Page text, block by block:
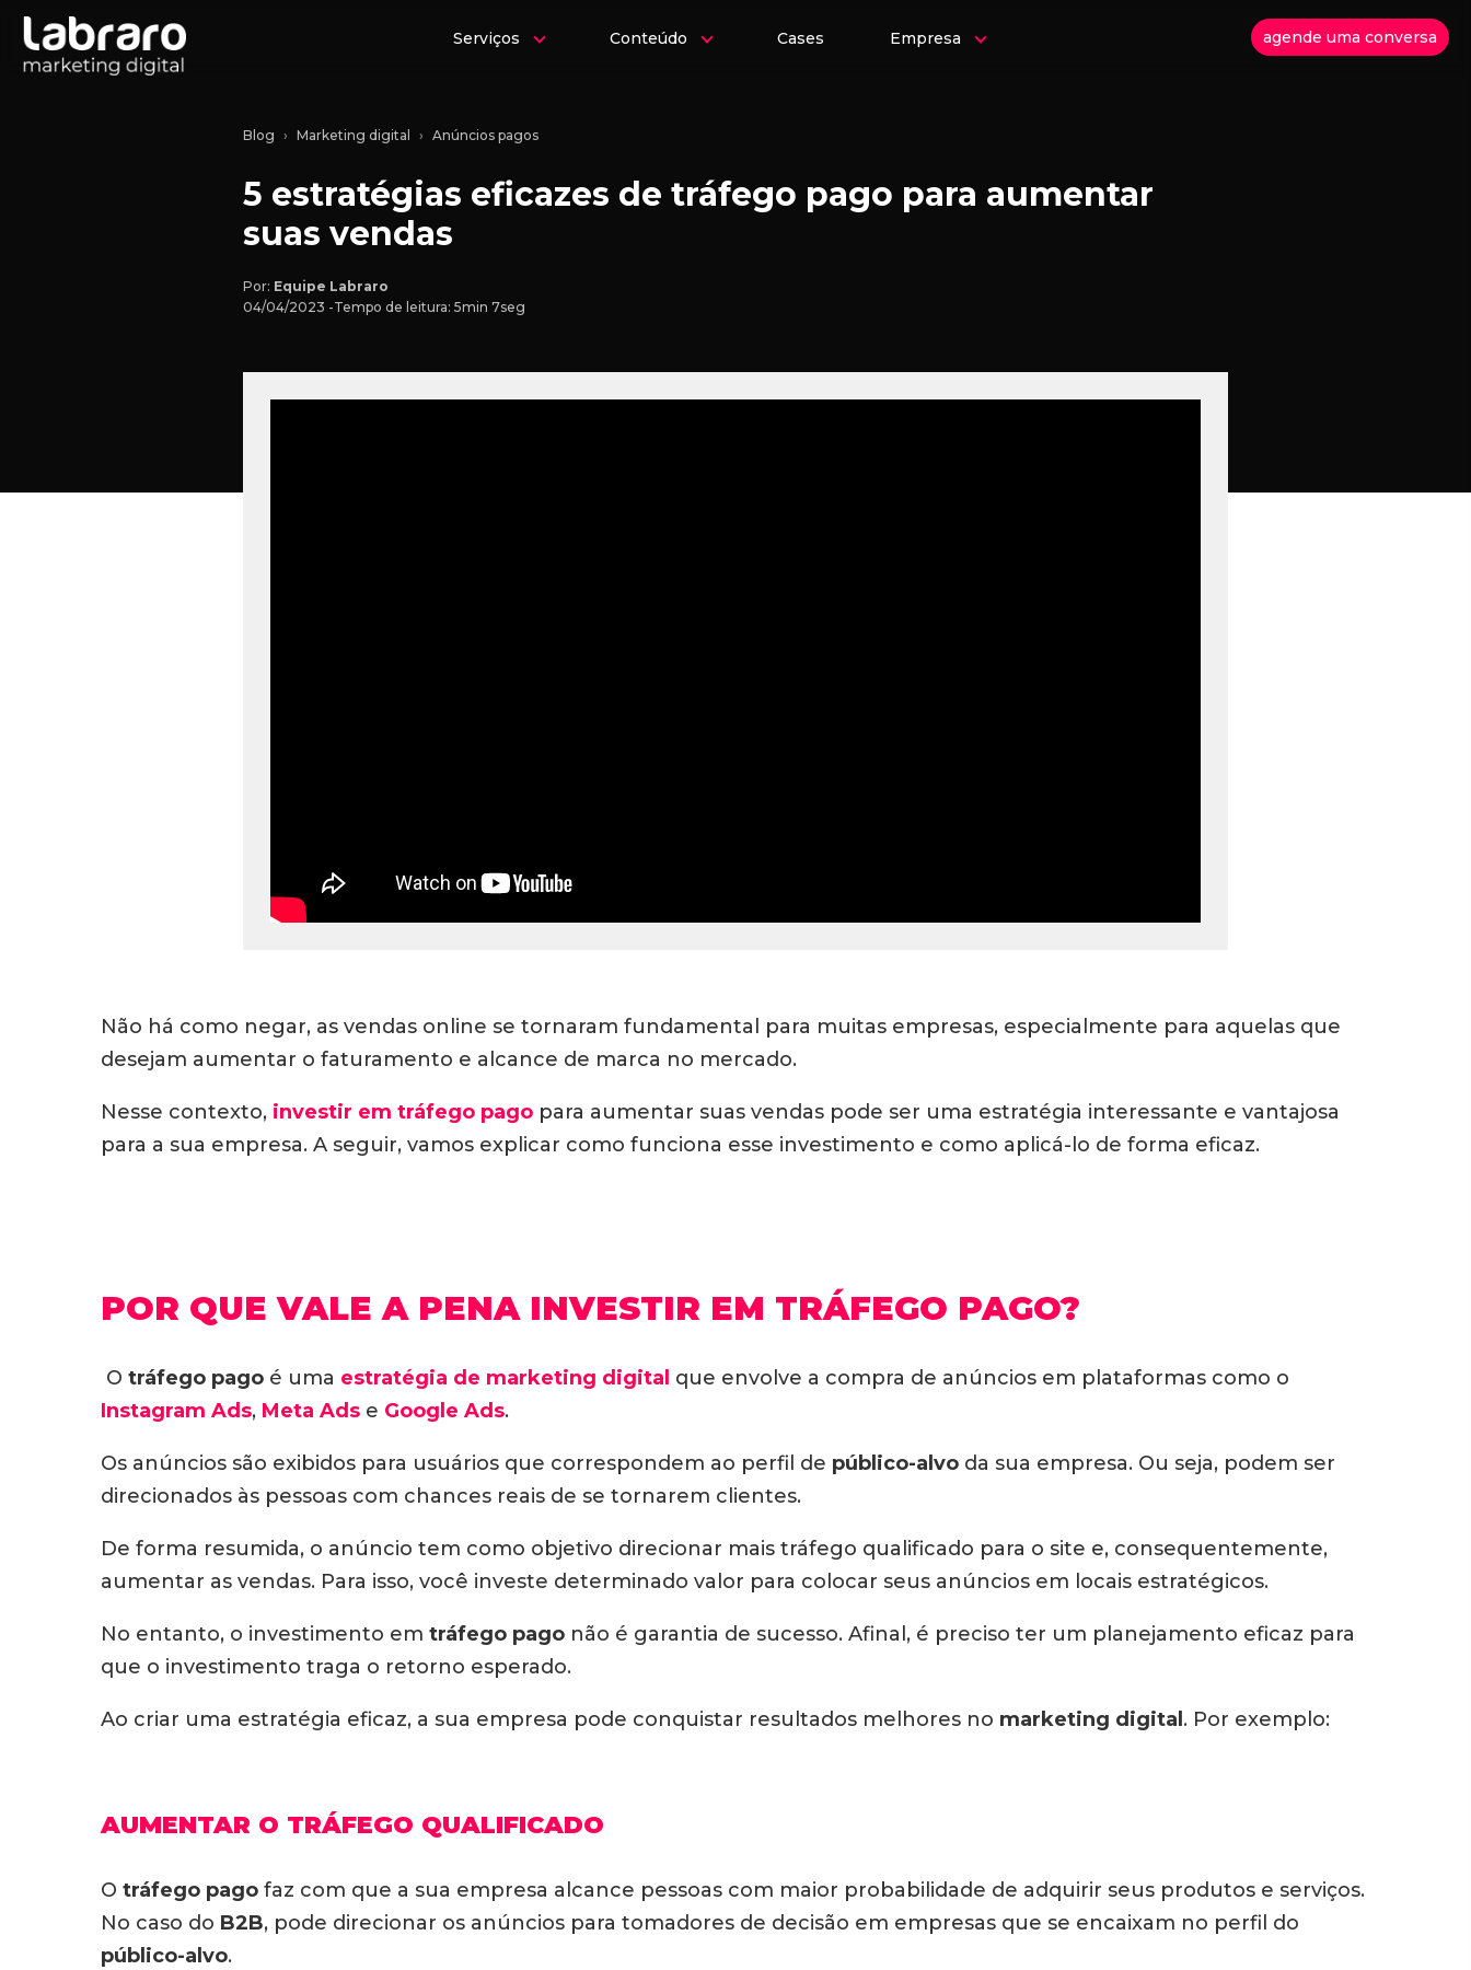
Serviços Conteúdo Cases Empresa agende uma conversa
Blog Marketing digital Anúncios pagos
5 estratégias eficazes de tráfego pago para aumentar
suas vendas
Por: Equipe Labraro
04/04/2023 -Tempo de leitura: 5min 7seg
Não há como negar, as vendas online se tornaram fundamental para muitas empresas, especialmente para aquelas que
desejam aumentar o faturamento e alcance de marca no mercado.
Nesse contexto, investir em tráfego pago para aumentar suas vendas pode ser uma estratégia interessante e vantajosa
para a sua empresa. A seguir, vamos explicar como funciona esse investimento e como aplicá-lo de forma eficaz.
POR QUE VALE A PENA INVESTIR EM TRÁFEGO PAGO?
O tráfego pago é uma estratégia de marketing digital que envolve a compra de anúncios em plataformas como o
Instagram Ads, Meta Ads e Google Ads.
Os anúncios são exibidos para usuários que correspondem ao perfil de público-alvo da sua empresa. Ou seja, podem ser
direcionados às pessoas com chances reais de se tornarem clientes.
De forma resumida, o anúncio tem como objetivo direcionar mais tráfego qualificado para o site e, consequentemente,
aumentar as vendas. Para isso, você investe determinado valor para colocar seus anúncios em locais estratégicos.
No entanto, o investimento em tráfego pago não é garantia de sucesso. Afinal, é preciso ter um planejamento eficaz para
que o investimento traga o retorno esperado.
Ao criar uma estratégia eficaz, a sua empresa pode conquistar resultados melhores no marketing digital . Por exemplo:
AUMENTAR O TRÁFEGO QUALIFICADO
O tráfego pago faz com que a sua empresa alcance pessoas com maior probabilidade de adquirir seus produtos e serviços.
No caso do B2B, pode direcionar os anúncios para tomadores de decisão em empresas que se encaixam no perfil do
público-alvo.